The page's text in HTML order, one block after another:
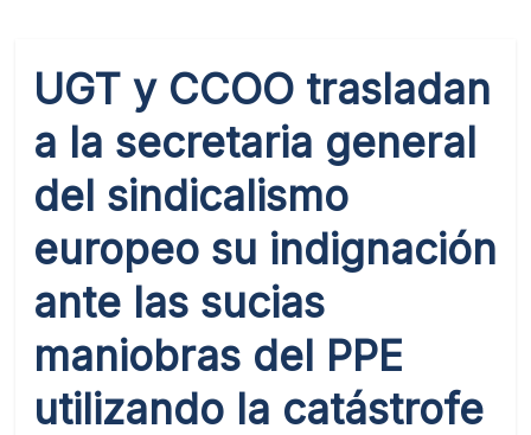
UGT y CCOO trasladan
a la secretaria general
del sindicalismo
europeo su indignación
ante las sucias
maniobras del PPE
utilizando la catástrofe